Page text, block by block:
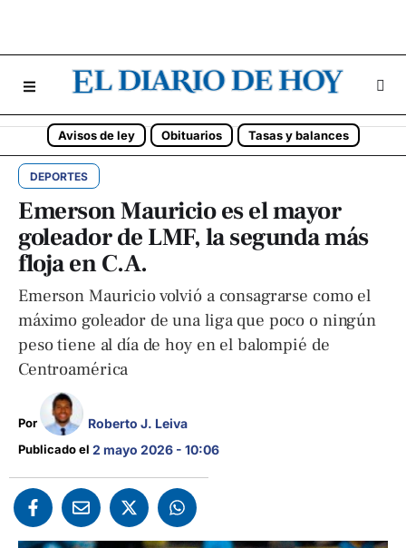
Avisos de ley Obituarios Tasas y balances
DEPORTES
Emerson Mauricio es el mayor
goleador de LMF, la segunda más
floja en C.A.
Emerson Mauricio volvió a consagrarse como el
máximo goleador de una liga que poco o ningún
peso tiene al día de hoy en el balompié de
Centroamérica
Por Roberto J. Leiva
Publicado el 2 mayo 2026 - 10:06